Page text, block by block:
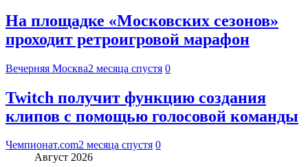
На площадке «Московских сезонов»
проходит ретроигровой марафон
Вечерняя Москва2 месяца спустя 0
Twitch получит функцию создания
клипов с помощью голосовой команды
Чемпионат.com2 месяца спустя 0
Август 2026